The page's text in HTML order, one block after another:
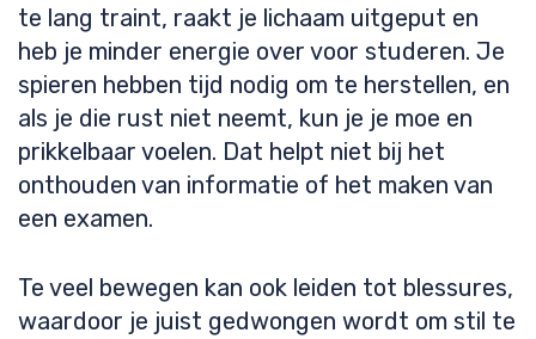
te lang traint, raakt je lichaam uitgeput en
heb je minder energie over voor studeren. Je
spieren hebben tijd nodig om te herstellen, en
als je die rust niet neemt, kun je je moe en
prikkelbaar voelen. Dat helpt niet bij het
onthouden van informatie of het maken van
een examen.
Te veel bewegen kan ook leiden tot blessures,
waardoor je juist gedwongen wordt om stil te